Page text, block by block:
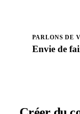
PARLONS DE
Envie de